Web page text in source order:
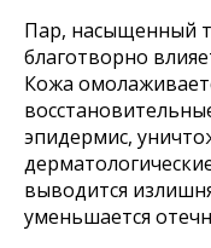
Пар, насыщенный
благотворно
Кожа
эпидермис,
выводится
уменьшается
Каталог товаров
Готовые сауны
Купели с подогревом
Купели для бани
Кедровые бочки
Оборудование для
Оборудование для